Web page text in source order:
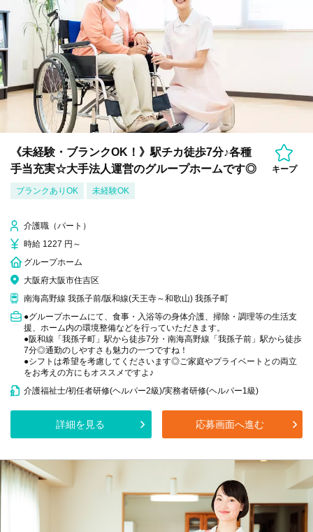
《未経験・ブランクOK！》駅チカ徒歩7分♪各種
手当充実☆大手法人運営のグループホームです◎
キープ
ブランクありOK 未経験OK
介護職（パート）
時給 1227 円～
グループホーム
大阪府大阪市住吉区
南海高野線 我孫子前/阪和線(天王寺～和歌山) 我孫子町
●グループホームにて、食事・入浴等の身体介護、掃除・調理等の生活支
援、ホーム内の環境整備などを行っていただきます。
●阪和線「我孫子町」駅から徒歩7分・南海高野線「我孫子前」駅から徒歩
7分◎通勤のしやすさも魅力の一つですね！
●シフトは希望を考慮してくださいます◎ご家庭やプライベートとの両立
をお考えの方にもオススメですよ♪
介護福祉士/初任者研修(ヘルパー2級)/実務者研修(ヘルパー1級)
詳細を見る 応募画面へ進む